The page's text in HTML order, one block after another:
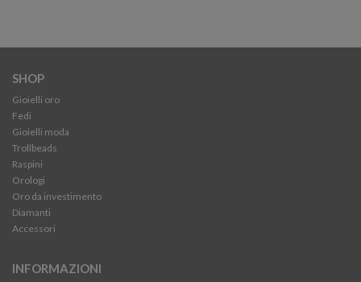
SHOP
Gioielli oro
Fedi
Gioielli moda
Trollbeads
Raspini
Orologi
Oro da investimento
Diamanti
Accessori
INFORMAZIONI